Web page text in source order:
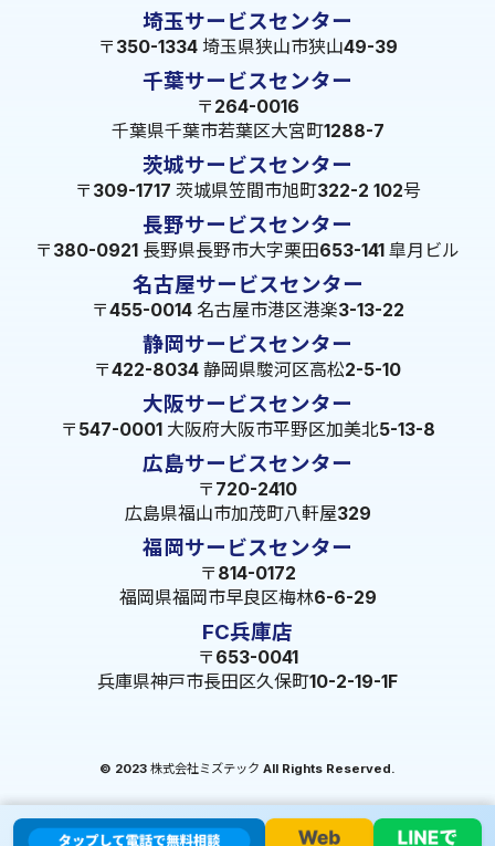
埼玉サービスセンター
〒350-1334 埼玉県狭山市狭山49-39
千葉サービスセンター
〒264-0016
千葉県千葉市若葉区大宮町1288-7
茨城サービスセンター
〒309-1717 茨城県笠間市旭町322-2 102号
長野サービスセンター
〒380-0921 長野県長野市大字栗田653-141 皐月ビル
名古屋サービスセンター
〒455-0014 名古屋市港区港楽3-13-22
静岡サービスセンター
〒422-8034 静岡県駿河区高松2-5-10
大阪サービスセンター
〒547-0001 大阪府大阪市平野区加美北5-13-8
広島サービスセンター
〒720-2410
広島県福山市加茂町八軒屋329
福岡サービスセンター
〒814-0172
福岡県福岡市早良区梅林6-6-29
FC兵庫店
〒653-0041
兵庫県神戸市長田区久保町10-2-19-1F
© 2023 株式会社ミズテック All Rights Reserved.